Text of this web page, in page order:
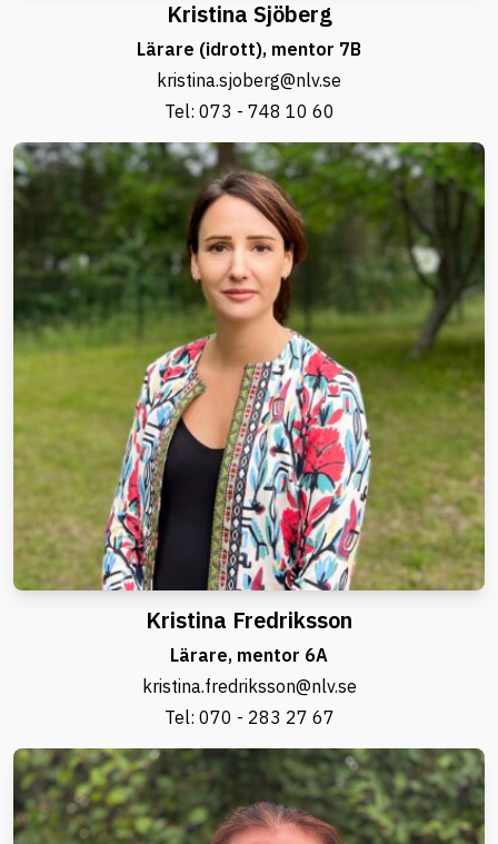
Kristina Sjöberg
Lärare (idrott), mentor 7B
kristina.sjoberg@nlv.se
Tel: 073 - 748 10 60
Kristina Fredriksson
Lärare, mentor 6A
kristina.fredriksson@nlv.se
Tel: 070 - 283 27 67